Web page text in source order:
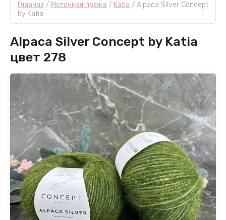
Hiya
ПРЯЖА
Yarns
Главная / Моточная пряжа / Katia / Alpaca Silver Concept
by Katia
Alpaca Silver Concept by Katia
цвет 278